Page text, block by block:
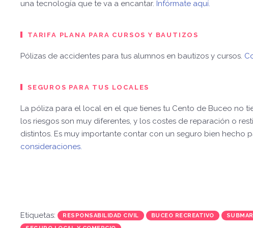
una tecnología que te va a encantar. Infórmate aquí.
TARIFA PLANA PARA CURSOS Y BAUTIZOS
Pólizas de accidentes para tus alumnos en bautizos y cursos.
SEGUROS PARA TUS LOCALES
La póliza para el local en el que tienes tu Cento de Buceo no
los riesgos son muy diferentes, y los costes de reparación o
distintos. Es muy importante contar con un seguro bien hecho
consideraciones.
Etiquetas: RESPONSABILIDAD CIVIL BUCEO RECREATIVO